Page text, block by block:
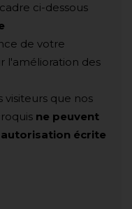
ci-dessous
de votre
l'amélioration des
visiteurs que nos
ne peuvent
écrite